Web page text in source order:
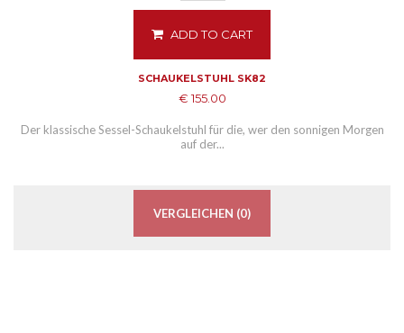
ADD TO CART
SCHAUKELSTUHL SK82
€ 155.00
Der klassische Sessel-Schaukelstuhl für die, wer den sonnigen Morgen
auf der...
VERGLEICHEN (0)